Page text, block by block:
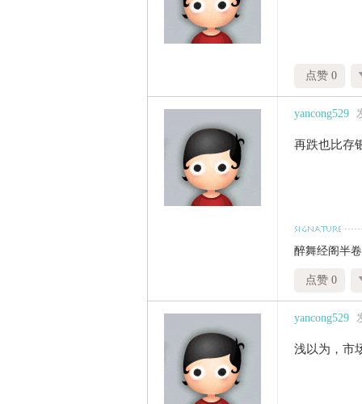
点赞 0
yancong529
再跌也比存
醉舞经阁半
点赞 0
yancong529
浅以为，市